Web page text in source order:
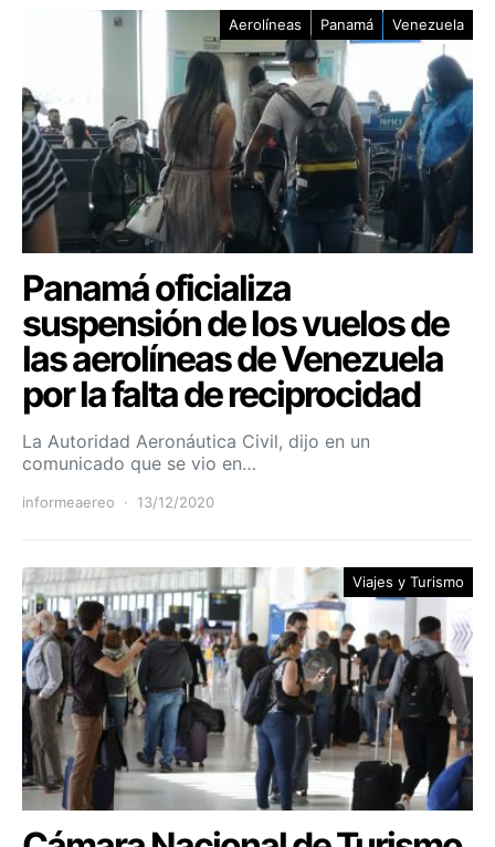
Aerolíneas Panamá Venezuela
Panamá oficializa
suspensión de los vuelos de
las aerolíneas de Venezuela
por la falta de reciprocidad
La Autoridad Aeronáutica Civil, dijo en un
comunicado que se vio en…
informeaereo 13/12/2020
Viajes y Turismo